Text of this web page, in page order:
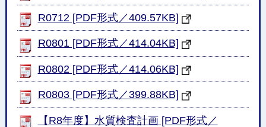
R0712 [PDF形式／409.57KB]
R0801 [PDF形式／414.04KB]
R0802 [PDF形式／414.06KB]
R0803 [PDF形式／399.88KB]
【R8年度】水質検査計画 [PDF形式／